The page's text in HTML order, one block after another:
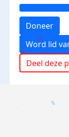
Doneer
Word lid
Deel deze